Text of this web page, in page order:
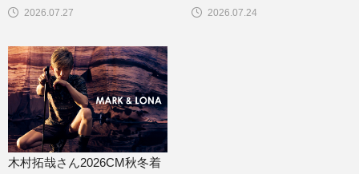
2026.07.27 2026.07.24
木村拓哉さん2026CM秋冬着